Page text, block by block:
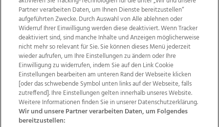
Wir über uns Mediadaten Kontakt
Jobs
Datenschutz
Impressum
AGB Anzeigekunden
AGB Website
Ehrenkodex Politische Werbung
Partner verarbeiten Daten, um Ihnen Dienste bereitzustellen“
aufgeführten Zwecke. Durch Auswahl von Alle ablehnen oder
Widerruf Ihrer Einwilligung werden diese deaktiviert. Wenn Tracker
deaktiviert sind, sind manche Inhalte und Anzeigen möglicherweise
nicht mehr so relevant für Sie. Sie können dieses Menü jederzeit
wieder aufrufen, um Ihre Einstellungen zu ändern oder Ihre
Einwilligung zu widerrufen, indem Sie auf den Link Cookie
Einstellungen bearbeiten am unteren Rand der Webseite klicken
[oder das schwebende Symbol unten links auf der Webseite, falls
zutreffend]. Ihre Einstellungen gelten innerhalb unseres Website.
Weitere Informationen finden Sie in unserer Datenschutzerklärung.
Wir und unsere Partner verarbeiten Daten, um Folgendes
bereitzustellen: